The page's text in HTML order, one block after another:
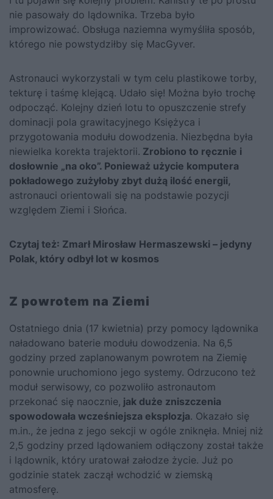
nie pasowały do lądownika. Trzeba było
improwizować. Obsługa naziemna wymyśliła sposób,
którego nie powstydziłby się MacGyver.
Astronauci wykorzystali w tym celu plastikowe torby,
tekturę i taśmę klejącą. Udało się! Można było trochę
odpocząć. Kolejny dzień lotu to opuszczenie strefy
dominacji pola grawitacyjnego Księżyca i
przygotowania modułu dowodzenia. Niezbędna była
niewielka korekta trajektorii. Zrobiono to ręcznie i
dosłownie „na oko”. Ponieważ użycie komputera
pokładowego zużyłoby zbyt dużą ilość energii,
astronauci orientowali się na podstawie pozycji
względem Ziemi i Słońca.
Czytaj też: Zmarł Mirosław Hermaszewski – jedyny
Polak, który odbył lot w kosmos
Z powrotem na Ziemi
Ostatniego dnia (17 kwietnia) przy pomocy lądownika
naładowano baterie modułu dowodzenia. Na 6,5
godziny przed zaplanowanym powrotem na Ziemię
ponownie uruchomiono jego systemy. Odrzucono też
moduł serwisowy, co pozwoliło astronautom
przekonać się naocznie, jak duże zniszczenia
spowodowała wcześniejsza eksplozja. Okazało się
m.in., że jedna z jego sekcji w ogóle zniknęła. Mniej niż
2,5 godziny przed lądowaniem odłączony został także
i lądownik, który uratował załodze życie. Już po
godzinie statek zaczął wchodzić w ziemską
atmosferę.